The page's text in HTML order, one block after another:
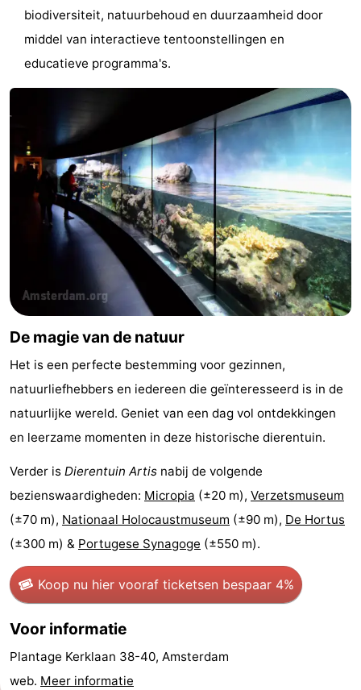
Holland
Zuid-
Praktisch
Reisboekenwinkel
Openbaar
vervoer
Route
Centraal
Eindhoven
Parkeren
Tips
Medische
Contact
biodiversiteit, natuurbehoud en duurzaamheid door
middel van interactieve tentoonstellingen en
educatieve programma's.
De magie van de natuur
Het is een perfecte bestemming voor gezinnen,
natuurliefhebbers en iedereen die geïnteresseerd is in de
natuurlijke wereld. Geniet van een dag vol ontdekkingen
en leerzame momenten in deze historische dierentuin.
Verder is Dierentuin Artis nabij de volgende
bezienswaardigheden: Micropia (±20 m), Verzetsmuseum
(±70 m), Nationaal Holocaustmuseum (±90 m), De Hortus
(±300 m) & Portugese Synagoge (±550 m).
Koop nu hier vooraf ticketsen bespaar 4%
Voor informatie
Plantage Kerklaan 38-40, Amsterdam
web. Meer informatie